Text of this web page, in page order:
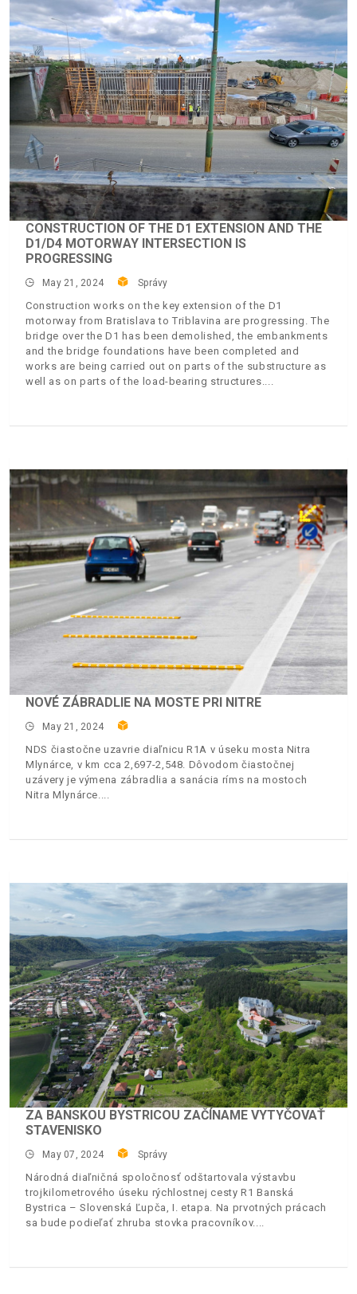
CONSTRUCTION OF THE D1 EXTENSION AND THE
D1/D4 MOTORWAY INTERSECTION IS
PROGRESSING
May 21, 2024 Správy
Construction works on the key extension of the D1
motorway from Bratislava to Triblavina are progressing. The
bridge over the D1 has been demolished, the embankments
and the bridge foundations have been completed and
works are being carried out on parts of the substructure as
well as on parts of the load-bearing structures.
NOVÉ ZÁBRADLIE NA MOSTE PRI NITRE
May 21, 2024
NDS čiastočne uzavrie diaľnicu R1A v úseku mosta Nitra
Mlynárce, v km cca 2,697-2,548. Dôvodom čiastočnej
uzávery je výmena zábradlia a sanácia ríms na mostoch
Nitra Mlynárce.
ZA BANSKOU BYSTRICOU ZAČÍNAME VYTYČOVAŤ
STAVENISKO
May 07, 2024 Správy
Národná diaľničná spoločnosť odštartovala výstavbu
trojkilometrového úseku rýchlostnej cesty R1 Banská
Bystrica – Slovenská Ľupča, I. etapa. Na prvotných prácach
sa bude podieľať zhruba stovka pracovníkov.